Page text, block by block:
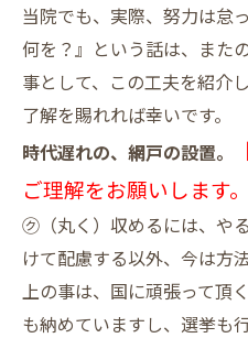
当院でも、実際、努力は怠
何を？』という話は、また
事として、この工夫を紹介
了解を賜れれば幸いです。
時代遅れの、網戸の設置。
ご理解をお願いします。
㋗（丸く）収めるには、や
けて配慮する以外、今は方
上の事は、国に頑張って頂
も納めていますし、選挙も